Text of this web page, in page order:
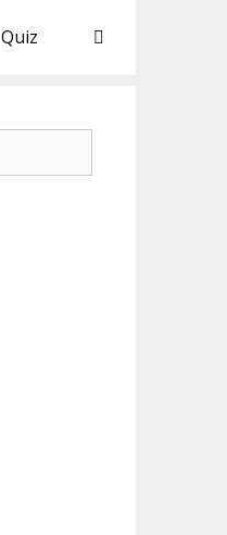
Quiz